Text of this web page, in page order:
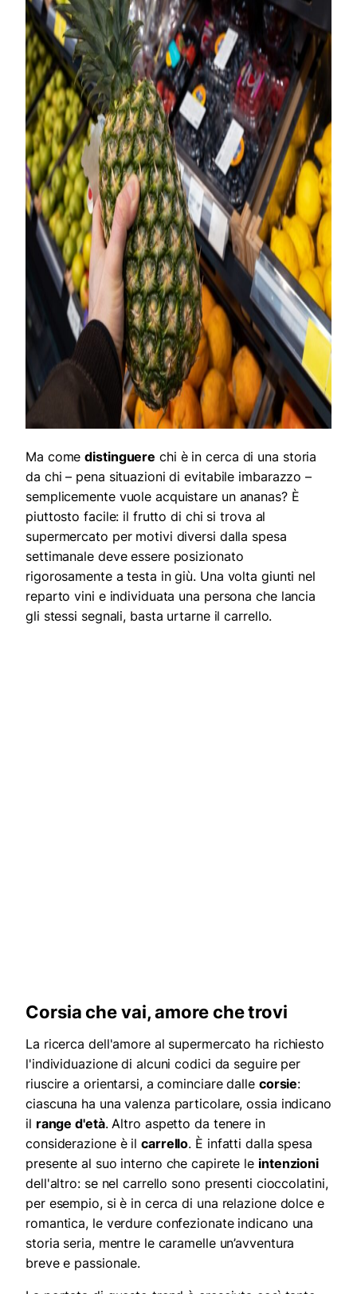
Ma comedistinguere chi è in cerca di una storia
da chi – pena situazioni di evitabile imbarazzo –
semplicemente vuole acquistare un ananas? È
piuttosto facile: il frutto di chi si trova al
supermercato per motivi diversi dalla spesa
settimanale deve essere posizionato
rigorosamente a testa in giù. Una volta giunti nel
reparto vini e individuata una persona che lancia
gli stessi segnali, basta urtarne il carrello.
Corsia che vai, amore che trovi
La ricerca dell'amore al supermercato ha richiesto
l'individuazione di alcuni codici da seguire per
riuscire a orientarsi, a cominciare dalle corsie:
ciascuna ha una valenza particolare, ossia indicano
il range d'età. Altro aspetto da tenere in
considerazione è il carrello. È infatti dalla spesa
presente al suo interno che capirete le intenzioni
dell'altro: se nel carrello sono presenti cioccolatini,
per esempio, si è in cerca di una relazione dolce e
romantica, le verdure confezionate indicano una
storia seria, mentre le caramelle un’avventura
breve e passionale.